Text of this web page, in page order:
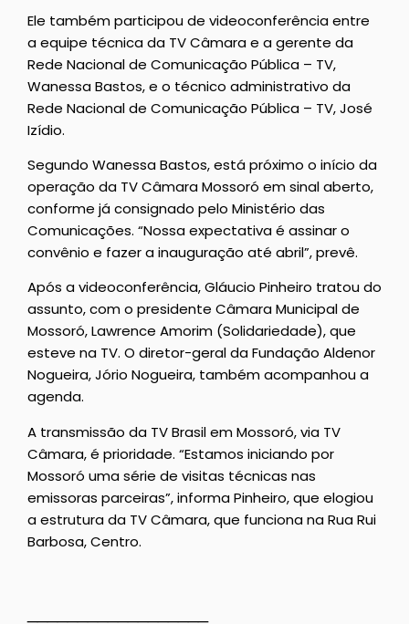
Ele também participou de videoconferência entre
a equipe técnica da TV Câmara e a gerente da
Rede Nacional de Comunicação Pública – TV,
Wanessa Bastos, e o técnico administrativo da
Rede Nacional de Comunicação Pública – TV, José
Izídio.
Segundo Wanessa Bastos, está próximo o início da
operação da TV Câmara Mossoró em sinal aberto,
conforme já consignado pelo Ministério das
Comunicações. “Nossa expectativa é assinar o
convênio e fazer a inauguração até abril”, prevê.
Após a videoconferência, Gláucio Pinheiro tratou do
assunto, com o presidente Câmara Municipal de
Mossoró, Lawrence Amorim (Solidariedade), que
esteve na TV. O diretor-geral da Fundação Aldenor
Nogueira, Jório Nogueira, também acompanhou a
agenda.
A transmissão da TV Brasil em Mossoró, via TV
Câmara, é prioridade. “Estamos iniciando por
Mossoró uma série de visitas técnicas nas
emissoras parceiras”, informa Pinheiro, que elogiou
a estrutura da TV Câmara, que funciona na Rua Rui
Barbosa, Centro.